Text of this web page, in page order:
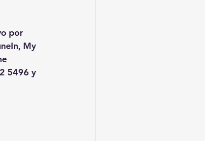
por
My
5496 y